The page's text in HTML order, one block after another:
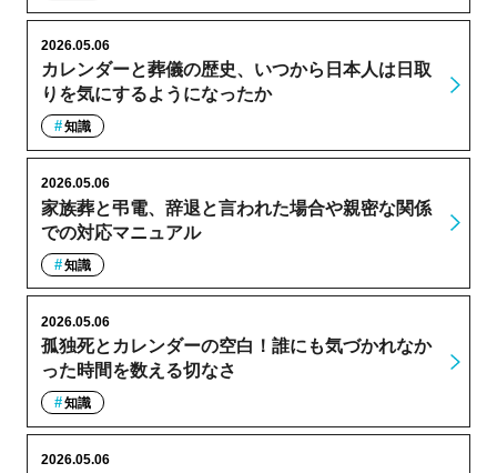
カレンダーと葬儀の歴史、いつから日本人は日取
りを気にするようになったか
2026.05.06
知識
家族葬と弔電、辞退と言われた場合や親密な関係
での対応マニュアル
2026.05.06
知識
孤独死とカレンダーの空白！誰にも気づかれなか
った時間を数える切なさ
2026.05.06
知識
2026.05.06